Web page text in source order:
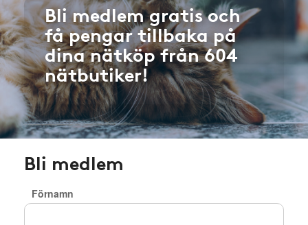
Bli medlem gratis och
få pengar tillbaka på
dina nätköp från 604
nätbutiker!
Bli medlem
Förnamn